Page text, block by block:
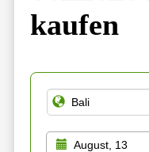
kaufen
August, 13